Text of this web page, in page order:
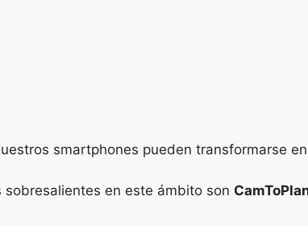
smartphones pueden transformarse
sobresalientes en este ámbito son